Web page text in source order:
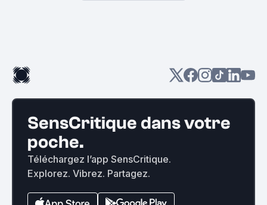
SensCritique dans votre
poche.
Téléchargez l’app SensCritique.
Explorez. Vibrez. Partagez.